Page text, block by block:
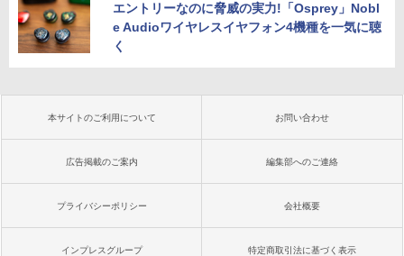
エントリーなのに脅威の実力!「Osprey」Nobl
e Audioワイヤレスイヤフォン4機種を一気に聴
く
本サイトのご利用について お問い合わせ
広告掲載のご案内 編集部へのご連絡
プライバシーポリシー 会社概要
インプレスグループ 特定商取引法に基づく表示